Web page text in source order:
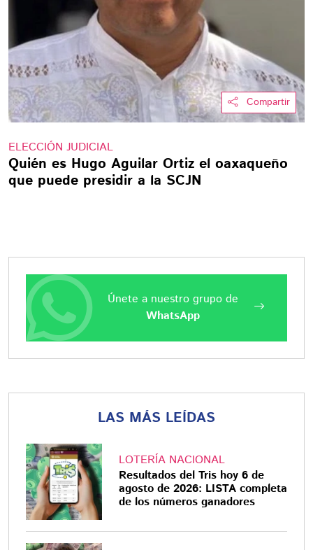
Compartir
ELECCIÓN JUDICIAL
Quién es Hugo Aguilar Ortiz el oaxaqueño
que puede presidir a la SCJN
Únete a nuestro grupo de
WhatsApp
LAS MÁS LEÍDAS
LOTERÍA NACIONAL
Resultados del Tris hoy 6 de
agosto de 2026: LISTA completa
de los números ganadores